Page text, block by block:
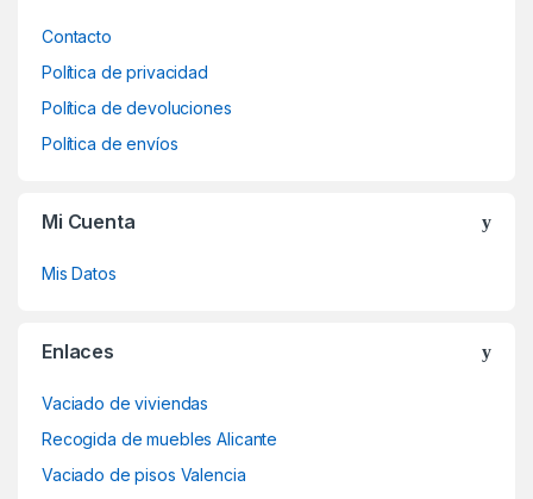
Contacto
Política de privacidad
Política de devoluciones
Política de envíos
Mi Cuenta
Mis Datos
Enlaces
Vaciado de viviendas
Recogida de muebles Alicante
Vaciado de pisos Valencia